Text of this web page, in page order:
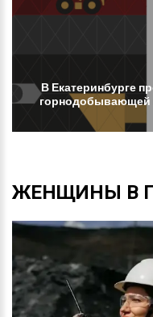
В Екатеринбурге
горнодобывающей
ЖЕНЩИНЫ В